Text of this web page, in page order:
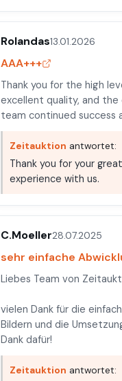
Rolandas13.01.2026
AAA+++
Thank you for the high
excellent quality, and the
team continued success
Zeitauktion antwortet:
Thank you for your
experience with us.
C.Moeller28.07.2025
sehr einfache
Liebes Team von
vielen Dank für die
Bildern und die
Dank dafür!
Zeitauktion antwortet: